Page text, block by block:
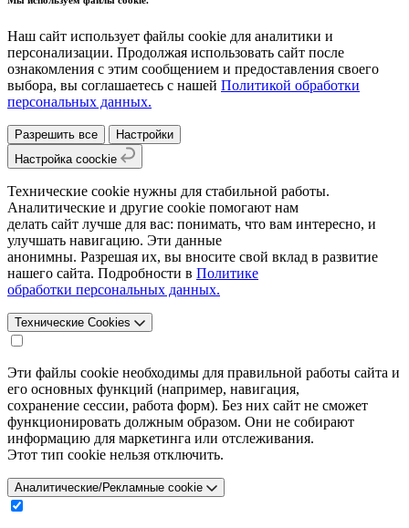
Наш сайт использует файлы cookie для аналитики и
персонализации. Продолжая использовать сайт после
ознакомления с этим сообщением и предоставления своего
выбора, вы соглашаетесь с нашей Политикой обработки
персональных данных.
Разрешить все
Настройки
Настройка coockie
Технические cookie нужны для стабильной работы.
Аналитические и другие cookie помогают нам
делать сайт лучше для вас: понимать, что вам интересно, и
улучшать навигацию. Эти данные
анонимны. Разрешая их, вы вносите свой вклад в развитие
нашего сайта. Подробности в Политике
обработки персональных данных.
Технические Cookies
Эти файлы cookie необходимы для правильной работы сайта и
его основных функций (например, навигация,
сохранение сессии, работа форм). Без них сайт не сможет
функционировать должным образом. Они не собирают
информацию для маркетинга или отслеживания.
Этот тип cookie нельзя отключить.
Аналитические/Рекламные cookie